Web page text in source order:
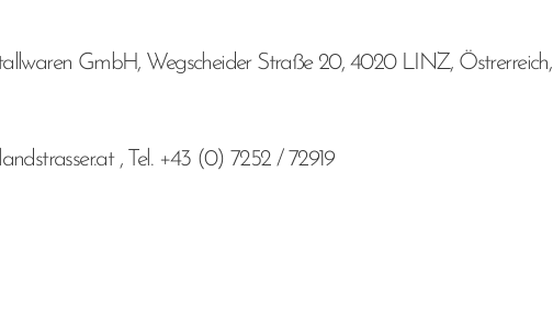
GmbH, Wegscheider Straße 20, 4020 LINZ, Östrerreich,
, Tel. +43 (0) 7252 / 72919